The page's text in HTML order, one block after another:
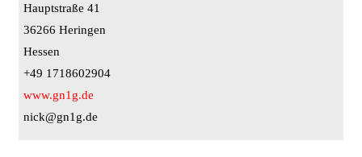
Hauptstraße 41
36266 Heringen
Hessen
+49 1718602904
www.gn1g.de
nick@gn1g.de